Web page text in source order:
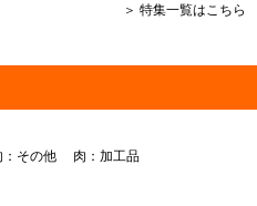
＞ 特集一覧はこちら
：その他 肉：加工品